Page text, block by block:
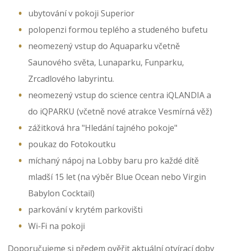
ubytování v pokoji Superior
polopenzi formou teplého a studeného bufetu
neomezený vstup do Aquaparku včetně
Saunového světa, Lunaparku, Funparku,
Zrcadlového labyrintu.
neomezený vstup do science centra iQLANDIA a
do iQPARKU (včetně nové atrakce Vesmírná věž)
zážitková hra "Hledání tajného pokoje"
poukaz do Fotokoutku
míchaný nápoj na Lobby baru pro každé dítě
mladší 15 let (na výběr Blue Ocean nebo Virgin
Babylon Cocktail)
parkování v krytém parkovišti
Wi-Fi na pokoji
Doporučujeme si předem ověřit aktuální otvírací doby